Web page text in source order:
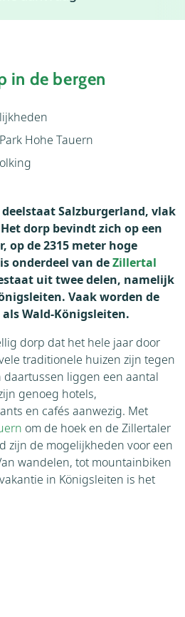
in de bergen
Hohe Tauern
Salzburgerland, vlak
dorp bevindt zich op een
op de 2315 meter hoge
onderdeel van deZillertal
uit twee delen, namelijk
Vaak worden de
Wald-Königsleiten.
dorp dat het hele jaar door
traditionele huizen zijn tegen
liggen een aantal
genoeg hotels,
en cafés aanwezig. Met
om de hoek en de Zillertaler
zijn de mogelijkheden voor een
wandelen, tot mountainbiken
in Königsleiten is het